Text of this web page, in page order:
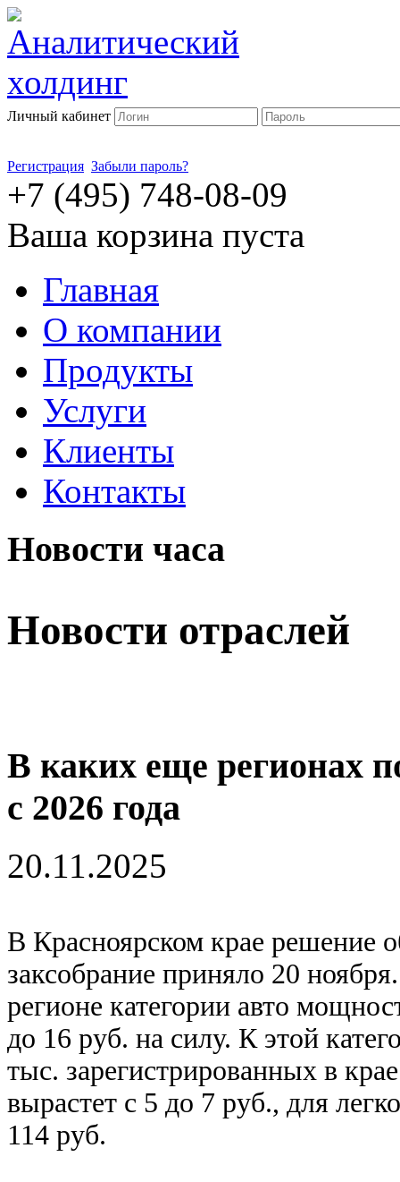
Личный кабинет
Регистрация Забыли пароль?
+7 (495) 748-08-09
Ваша корзина пуста
Главная
О компании
Продукты
Услуги
Клиенты
Контакты
Новости часа
Новости отраслей
В каких еще регионах
с 2026 года
20.11.2025
В Красноярском крае решение
заксобрание приняло 20
регионе категории авто
до 16 руб. на силу. К этой
тыс. зарегистрированных в
вырастет с 5 до 7 руб., для
114 руб.